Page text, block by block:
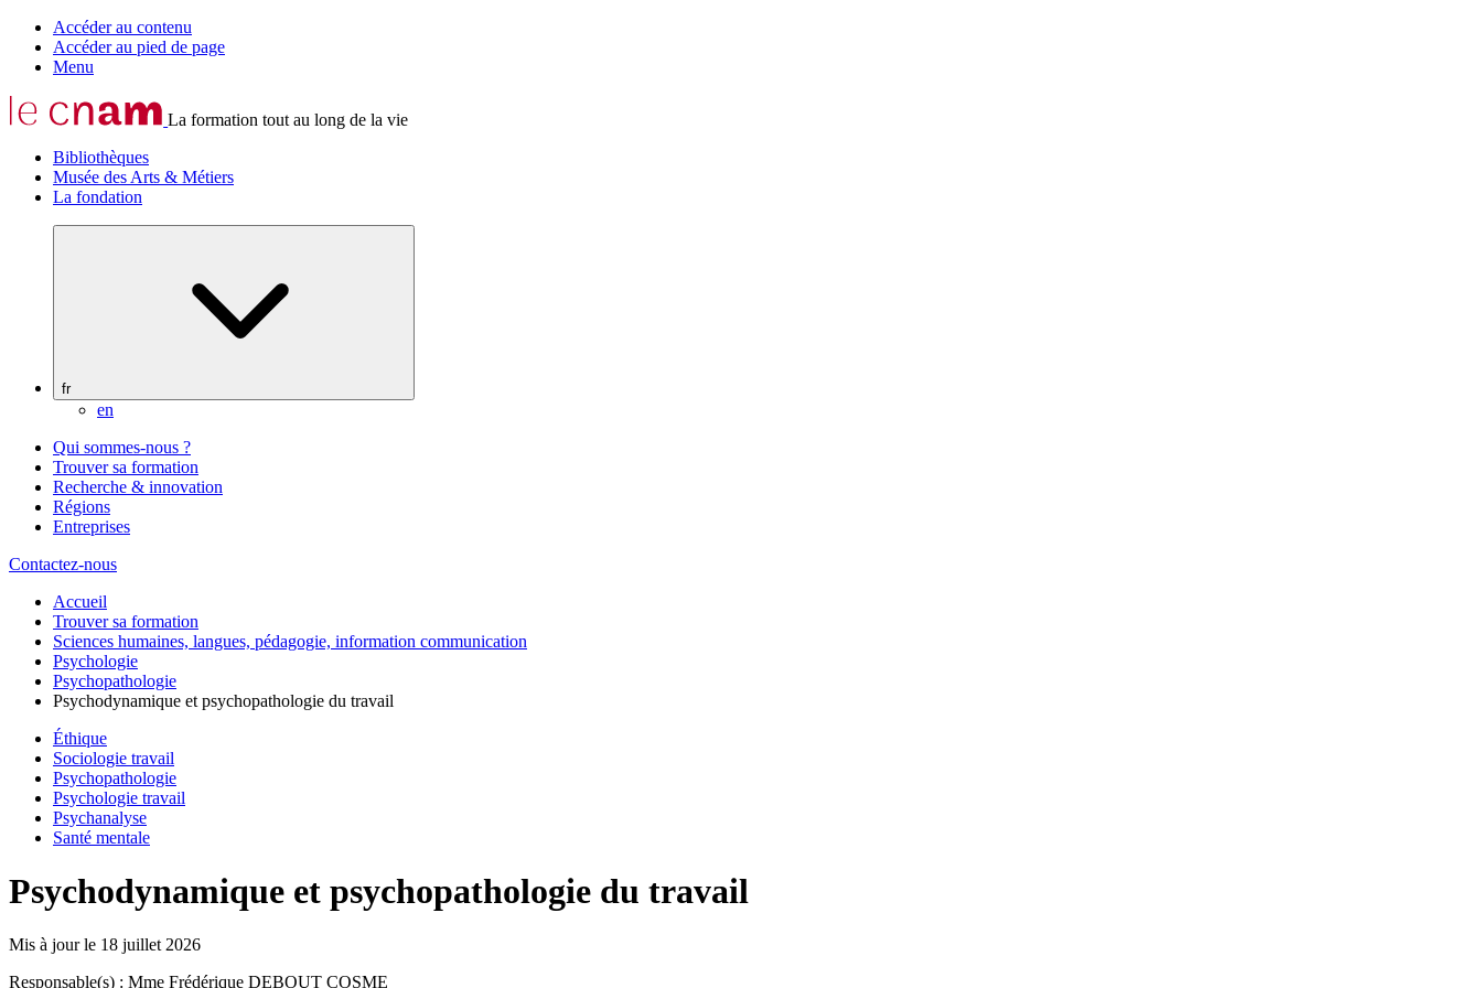
Accéder au contenu
Accéder au pied de page
Menu
La formation tout au long de la vie
Bibliothèques
Musée des Arts & Métiers
La fondation
fr
en
Qui sommes-nous ?
Trouver sa formation
Recherche & innovation
Régions
Entreprises
Contactez-nous
Accueil
Trouver sa formation
Sciences humaines, langues, pédagogie, information communication
Psychologie
Psychopathologie
Psychodynamique et psychopathologie du travail
Éthique
Sociologie travail
Psychopathologie
Psychologie travail
Psychanalyse
Santé mentale
Psychodynamique et psychopathologie du travail
Mis à jour le 18 juillet 2026
Responsable(s) : Mme Frédérique DEBOUT COSME